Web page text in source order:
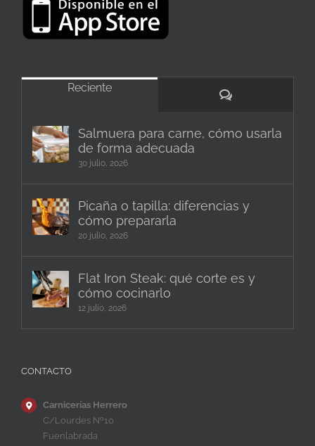
Reciente
Comentarios
Salmuera para carne, cómo usarla
de forma adecuada
30 julio, 2026
Picaña o tapilla: diferencias y
cómo prepararla
20 julio, 2026
Flat Iron Steak: qué corte es y
cómo cocinarlo
12 julio, 2026
CONTACTO
Carnicerías Herrero
C/Lourdes Nº10
Fuenlabrada